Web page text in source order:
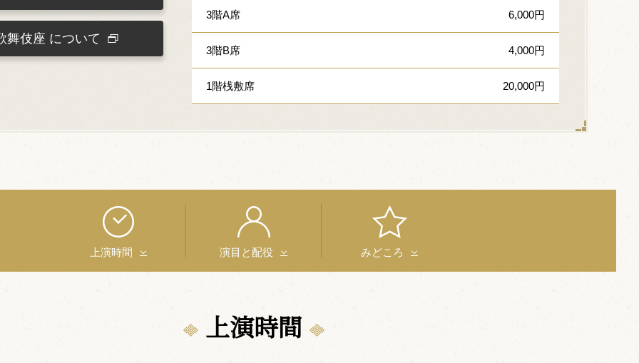
3階A席 6,000円
3階B席 4,000円
1階桟敷席 20,000円
舞伎座 について
上演時間 演目と配役 みどころ
上演時間